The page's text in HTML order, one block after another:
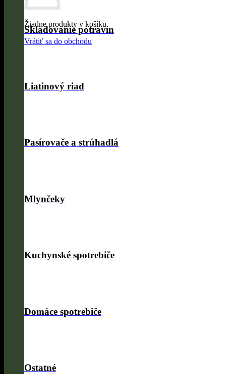
Žiadne produkty v košíku.
Vrátiť sa do obchodu
Skladovanie potravín
Liatinový riad
Pasírovače a strúhadlá
Mlynčeky
Kuchynské spotrebiče
Domáce spotrebiče
Ostatné